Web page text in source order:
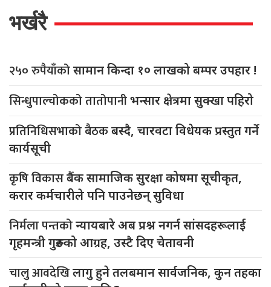
भर्खरै
२५० रुपैयाँकोसामान किन्दा १० लाखको बम्पर उपहार !
सिन्धुपाल्चोकको तातोपानीभन्सार क्षेत्रमा सुक्खा पहिरो
प्रतिनिधिसभाको बैठकबस्दै, चारवटा विधेयक प्रस्तुत गर्ने
कार्यसूची
कृषि विकासबैंक सामाजिक सुरक्षा कोषमा सूचीकृत,
करार कर्मचारीले पनि पाउनेछन् सुविधा
निर्मला पन्तकोन्यायबारे अब प्रश्न नगर्न सांसदहरूलाई
गृहमन्त्री गुरुङको आग्रह, उस्टै दिए चेतावनी
चालु आवदेखिलागु हुने तलबमान सार्वजनिक, कुन तहका